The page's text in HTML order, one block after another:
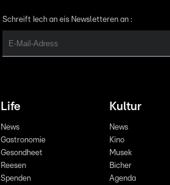
Schreift Iech an eis Newsletteren an :
Life
News
Gastronomie
Gesondheet
Reesen
Spenden
Kultur
News
Kino
Musek
Bicher
Agenda